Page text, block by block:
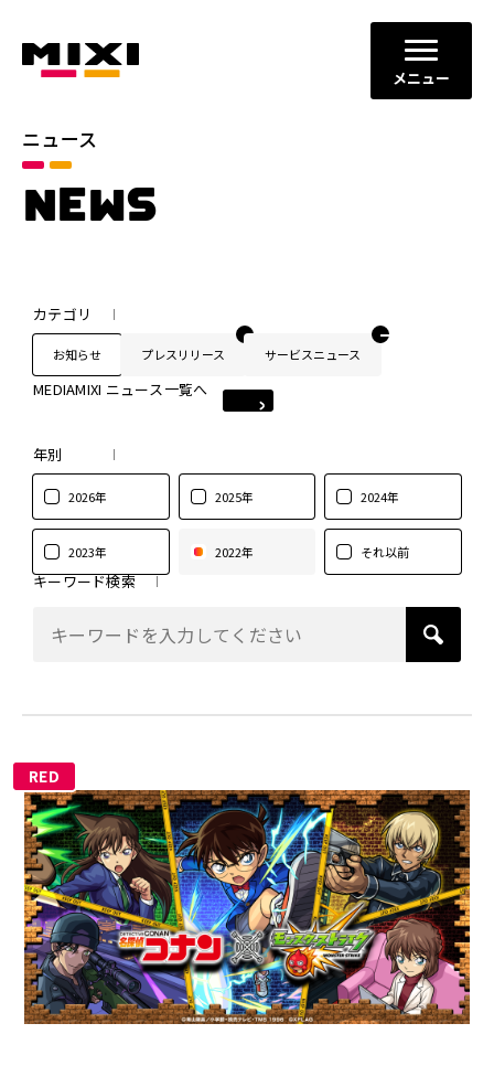
メニュー
ニュース
NEWS
カテゴリ
お知らせ プレスリリース サービスニュース
MEDIAMIXI ニュース一覧へ
年別
2026年 2025年 2024年
2023年 2022年 それ以前
キーワード検索
RED